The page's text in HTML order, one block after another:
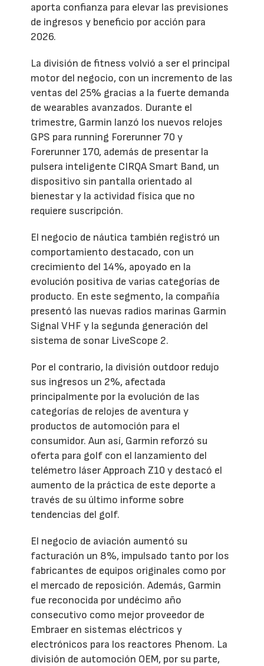
aporta confianza para elevar las previsiones
de ingresos y beneficio por acción para
2026.
La división de fitness volvió a ser el principal
motor del negocio, con un incremento de las
ventas del 25% gracias a la fuerte demanda
de wearables avanzados. Durante el
trimestre, Garmin lanzó los nuevos relojes
GPS para running Forerunner 70 y
Forerunner 170, además de presentar la
pulsera inteligente CIRQA Smart Band, un
dispositivo sin pantalla orientado al
bienestar y la actividad física que no
requiere suscripción.
El negocio de náutica también registró un
comportamiento destacado, con un
crecimiento del 14%, apoyado en la
evolución positiva de varias categorías de
producto. En este segmento, la compañía
presentó las nuevas radios marinas Garmin
Signal VHF y la segunda generación del
sistema de sonar LiveScope 2.
Por el contrario, la división outdoor redujo
sus ingresos un 2%, afectada
principalmente por la evolución de las
categorías de relojes de aventura y
productos de automoción para el
consumidor. Aun así, Garmin reforzó su
oferta para golf con el lanzamiento del
telémetro láser Approach Z10 y destacó el
aumento de la práctica de este deporte a
través de su último informe sobre
tendencias del golf.
El negocio de aviación aumentó su
facturación un 8%, impulsado tanto por los
fabricantes de equipos originales como por
el mercado de reposición. Además, Garmin
fue reconocida por undécimo año
consecutivo como mejor proveedor de
Embraer en sistemas eléctricos y
electrónicos para los reactores Phenom. La
división de automoción OEM, por su parte,